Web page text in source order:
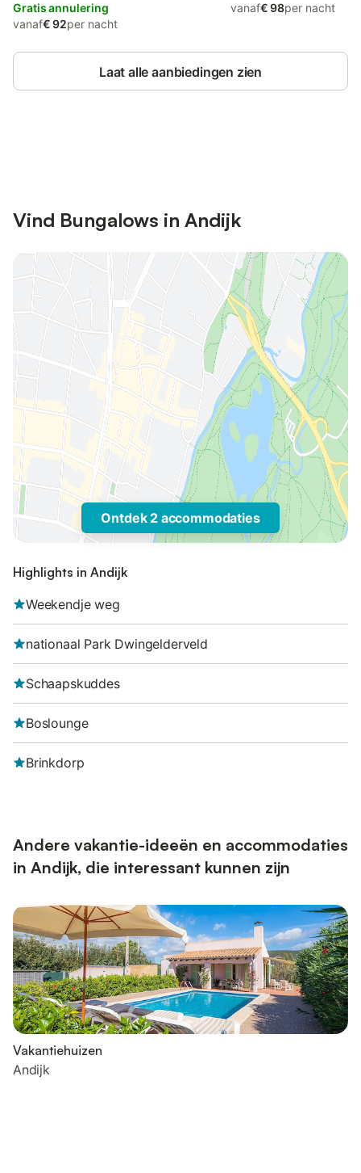
Gratis annulering
vanaf€ 92per nacht
vanaf€ 98per nacht
Laat alle aanbiedingen zien
Vind Bungalows in Andijk
Ontdek 2 accommodaties
Highlights in Andijk
Weekendje weg
nationaal Park Dwingelderveld
Schaapskuddes
Boslounge
Brinkdorp
Andere vakantie-ideeën en accommodaties
in Andijk, die interessant kunnen zijn
Vakantiehuizen
Andijk